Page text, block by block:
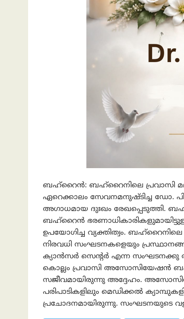
ബഹ്റൈന്‍: ബഹ്റൈനിലെ പ്രവാസി
ഏറെക്കാലം സേവനമനുഷ്ടിച്ച ഡോ.
അഗാധമായ ദുഃഖം രേഖപ്പെടുത്തി.
ബഹ്‌റൈന്‍
ഉപയോഗിച്ച വ്യക്തിത്വം.
നിരവധി സംഘടനകളെയും
ക്യാന്‍സര്‍ സെന്റര്‍ എന്ന സംഘടനക്കു
കൊല്ലം പ്രവാസി അസോസിയേഷൻ
സജീവമായിരുന്നു അദ്ദേഹം.
പരിപാടികളിലും മെഡിക്കൽ
പ്രചോദനമായിരുന്നു. സംഘടനയുടെ